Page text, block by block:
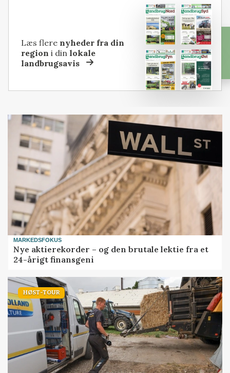
Læs flere nyheder fra din
region i dinlokale
landbrugsavis
MARKEDSFOKUS
Nye aktierekorder – og den brutale lektie fra et
24-årigt finansgeni
HØST-TOUR